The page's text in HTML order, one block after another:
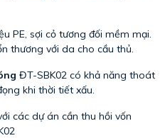
PE, sợi cỏ tương đối mềm mại.
thương với da cho cầu thủ.
ĐT-SBK02 có khả năng thoát
khi thời tiết xấu.
các dự án cần thu hồi vốn